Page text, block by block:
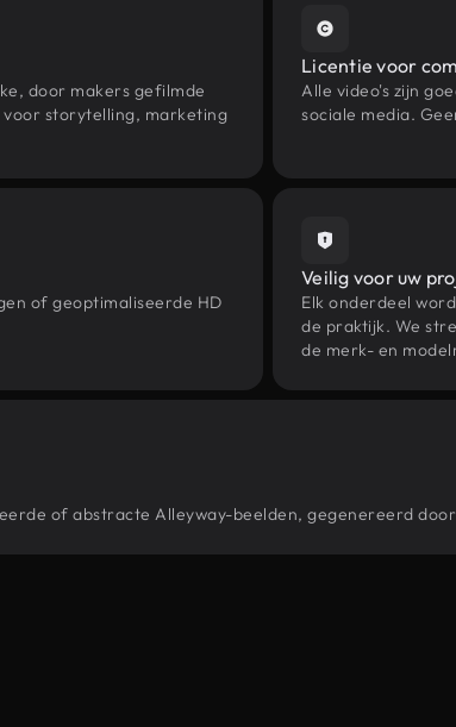
door makers gefilmde
voor storytelling, marketing
Licentie voor
Alle video's zijn
sociale media.
of geoptimaliseerde HD
Veilig voor uw
Elk onderdeel
de praktijk. We
de merk- en
of abstracte Alleyway-beelden, gegenereerd